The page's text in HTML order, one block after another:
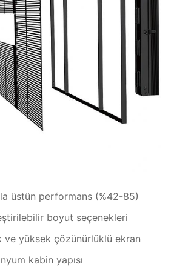
üstün performans (%42-85)
boyut seçenekleri
ve yüksek çözünürlüklü ekran
kabin yapısı